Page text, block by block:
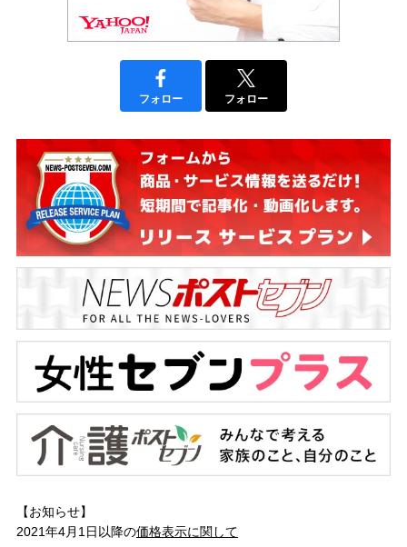
フォロー フォロー
【お知らせ】
2021年4月1日以降の価格表示に関して